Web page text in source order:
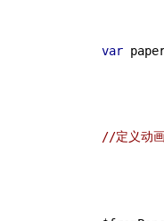
var
//定义动